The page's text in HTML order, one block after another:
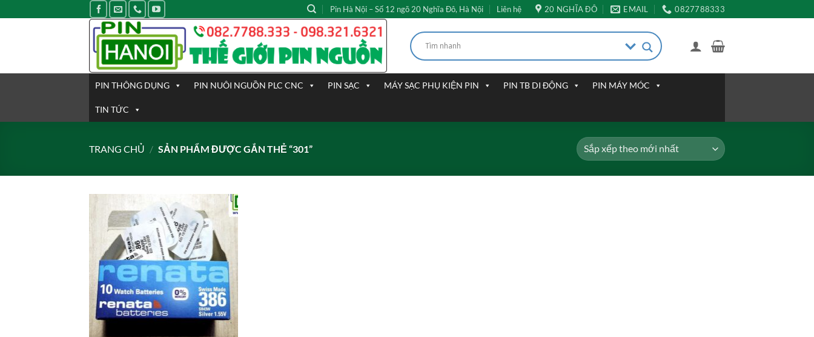
qua
Pin Hà Nội – Số 12 ngõ 20 Nghĩa Đô, Hà Nội Liên hệ 20 NGHĨA ĐÔ EMAIL 0827788333
PIN THÔNG DỤNG PIN NUÔI NGUỒN PLC CNC PIN SẠC MÁY SẠC PHỤ KIỆN PIN PIN TB DI ĐỘNG PIN MÁY MÓC
TIN TỨC
TRANG CHỦ / SẢN PHẨM ĐƯỢC GẮN THẺ “301”